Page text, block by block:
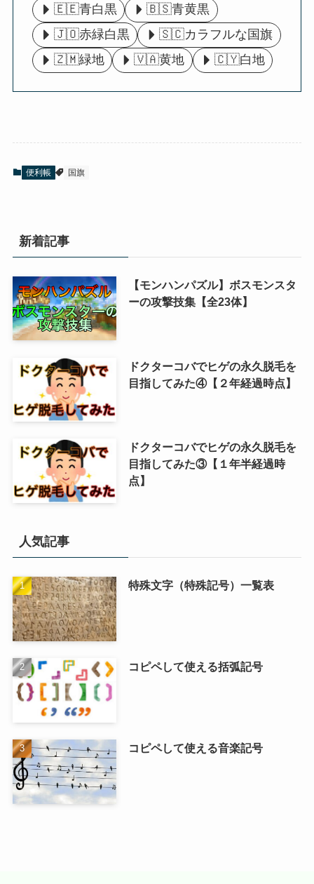
🇪🇪青白黒
🇧🇸青黄黒
🇯🇴赤緑白黒
🇸🇨カラフルな国旗
🇿🇲緑地
🇻🇦黄地 🇨🇾白地
便利帳 国旗
新着記事
【モンハンパズル】ボスモンスタ
ーの攻撃技集【全23体】
ドクターコバでヒゲの永久脱毛を
目指してみた④【２年経過時点】
ドクターコバでヒゲの永久脱毛を
目指してみた③【１年半経過時
点】
人気記事
特殊文字（特殊記号）一覧表
コピペして使える括弧記号
コピペして使える音楽記号